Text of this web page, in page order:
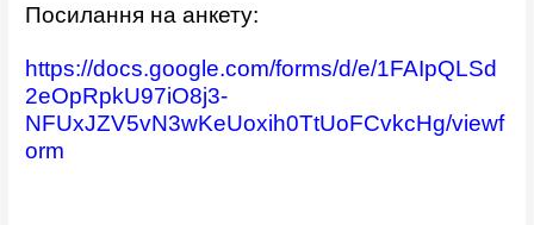
Посилання на анкету:
https://docs.google.com/forms/d/e/1FAIpQLSd
2eOpRpkU97iO8j3-
NFUxJZV5vN3wKeUoxih0TtUoFCvkcHg/viewf
orm